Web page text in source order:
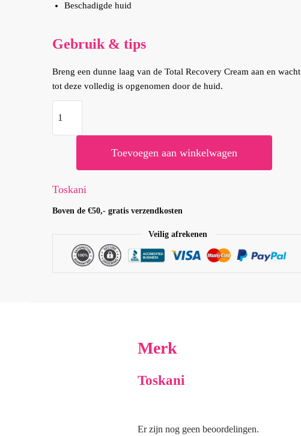
Beschadigde huid
Gebruik & tips
Breng een dunne laag van de Total Recovery Cream aan en wacht
tot deze volledig is opgenomen door de huid.
Toevoegen aan winkelwagen
Toskani
Boven de €50,- gratis verzendkosten
Veilig afrekenen
Merk
Toskani
Er zijn nog geen beoordelingen.